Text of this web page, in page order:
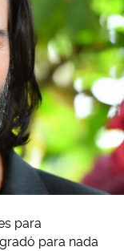
para
para nada